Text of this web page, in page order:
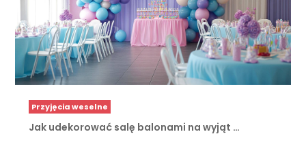
Przyjęcia weselne
Jak udekorować salę balonami na wyjąt …